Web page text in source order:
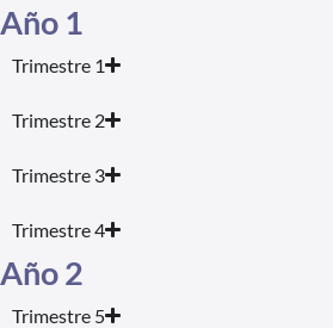
Año 1
Trimestre 1
Trimestre 2
Trimestre 3
Trimestre 4
Año 2
Trimestre 5